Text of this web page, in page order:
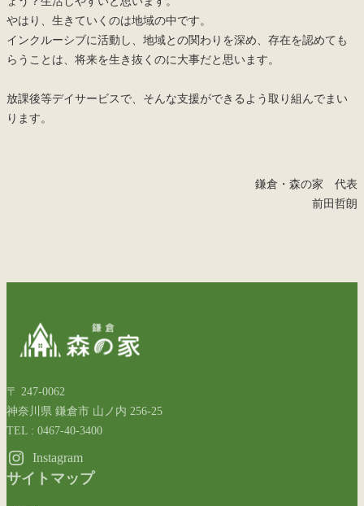
やはり、生きていくのは地域の中です。
インクルーシブに活動し、地域との関わりを深め、存在を認めても
らうことは、将来を生き抜くのに大事だと思います。
放課後等デイサービスで、そんな支援ができるよう取り組んでまい
ります。
鎌倉・森の家 代表
前田哲朗
〒 247-0062
神奈川県 鎌倉市 山ノ内 256-25
TEL : 0467-40-3400
Instagram
サイトマップ